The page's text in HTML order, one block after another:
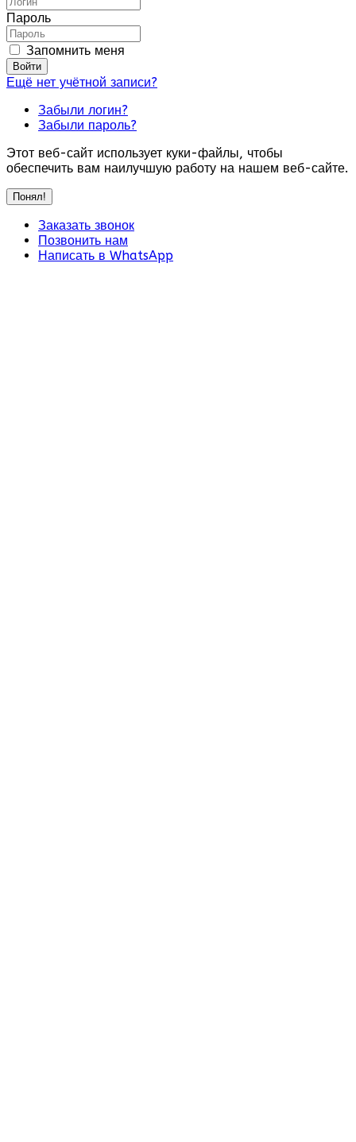
Пароль
Запомнить меня
Войти
Ещё нет учётной записи?
Забыли логин?
Забыли пароль?
Этот веб-сайт использует куки-файлы, чтобы
обеспечить вам наилучшую работу на нашем веб-сайте.
Понял!
Заказать звонок
Позвонить нам
Написать в WhatsApp